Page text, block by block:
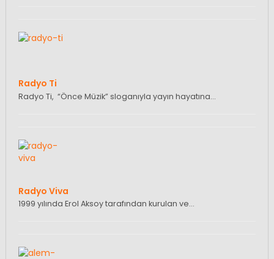
Radyo Ti
Radyo Ti, “Önce Müzik” sloganıyla yayın hayatına…
Radyo Viva
1999 yılında Erol Aksoy tarafından kurulan ve…